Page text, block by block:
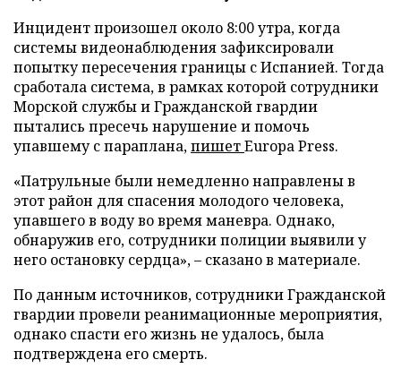
Инцидент произошел около 8:00 утра, когда
системы видеонаблюдения зафиксировали
попытку пересечения границы с Испанией. Тогда
сработала система, в рамках которой сотрудники
Морской службы и Гражданской гвардии
пытались пресечь нарушение и помочь
упавшему с параплана,пишетEuropa Press.
«Патрульные были немедленно направлены в
этот район для спасения молодого человека,
упавшего в воду во время маневра. Однако,
обнаружив его, сотрудники полиции выявили у
него остановку сердца», – сказано в материале.
По данным источников, сотрудники Гражданской
гвардии провели реанимационные мероприятия,
однако спасти его жизнь не удалось, была
подтверждена его смерть.